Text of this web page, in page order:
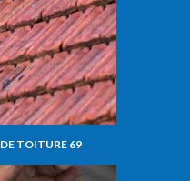
TOITURE 69